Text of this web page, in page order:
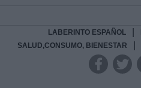
LABERINTO ESPAÑOL
SALUD,CONSUMO, BIENESTAR